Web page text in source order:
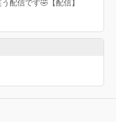
配信です🤣【配信】